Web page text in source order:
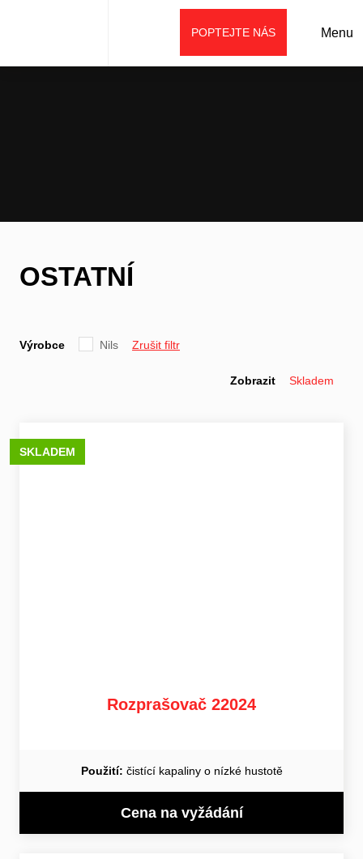
Menu
POPTEJTE NÁS
OSTATNÍ
Výrobce Nils Zrušit filtr
Zobrazit Skladem
SKLADEM
Rozprašovač 22024
Použití: čistící kapaliny o nízké hustotě
Cena na vyžádání